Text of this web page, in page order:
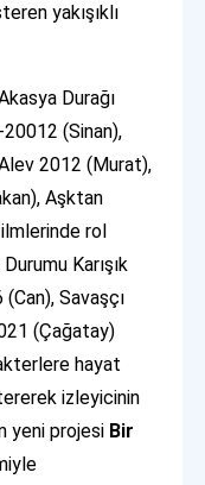
yakışıklı
Durağı
(Sinan),
2012 (Murat),
Aşktan
rol
Karışık
Savaşçı
(Çağatay)
hayat
izleyicinin
yeni projesi Bir